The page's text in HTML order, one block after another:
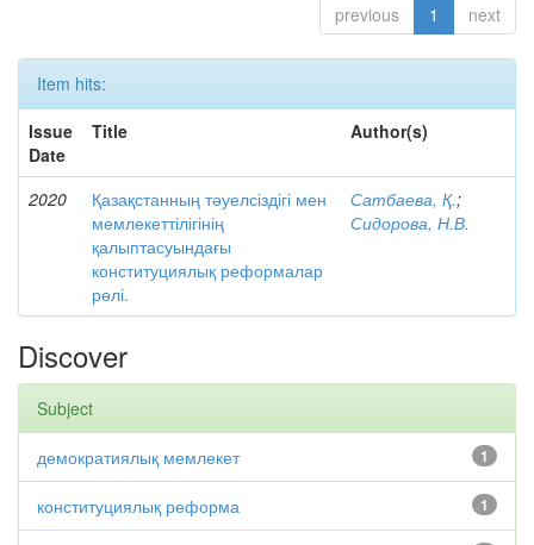
previous 1 next
Item hits:
Issue
Date
Title Author(s)
2020
Қазақстанның тәуелсіздігі мен
мемлекеттілігінің
қалыптасуындағы
конституциялық реформалар
рөлі.
Сатбаева, Қ.;
Сидорова, Н.В.
Discover
Subject
1
демократиялық мемлекет
1
конституциялық реформа